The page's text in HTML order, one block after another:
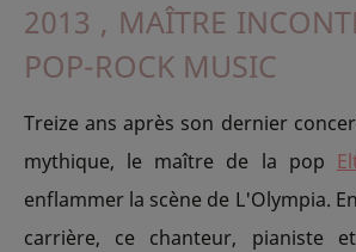
2013 , MAÎTRE
POP-ROCK MUSIC
Treize ans après son dernier
mythique, le maître de la pop
enflammer la scène de L'Olympia.
carrière, ce chanteur, pianiste